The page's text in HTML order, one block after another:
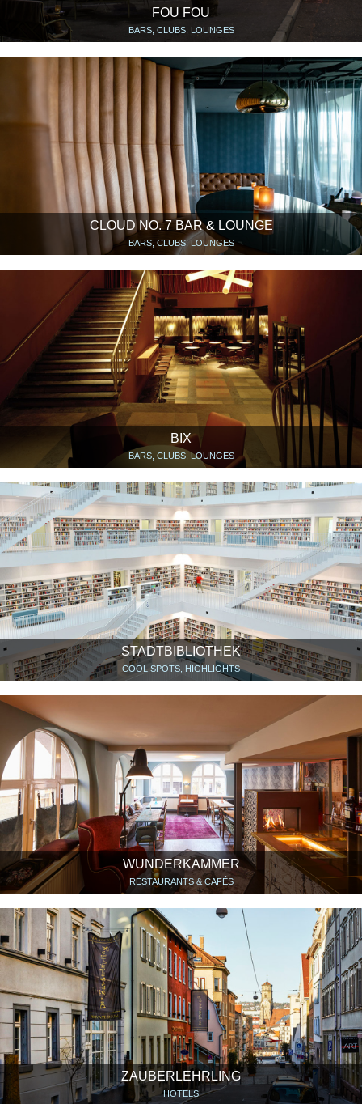
FOU FOU
BARS, CLUBS, LOUNGES
CLOUD NO. 7 BAR & LOUNGE
BARS, CLUBS, LOUNGES
BIX
BARS, CLUBS, LOUNGES
STADTBIBLIOTHEK
COOL SPOTS, HIGHLIGHTS
WUNDERKAMMER
RESTAURANTS & CAFÉS
ZAUBERLEHRLING
HOTELS